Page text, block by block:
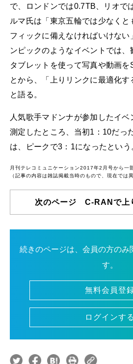
で、ロンドンでは0.7TB、リオで
ルマ氏は「東京五輪では少なくと
フィックに備えなければいけない
ンピックのようなイベントでは
タブレットを使って写真や動画を
とから、「上りリンクに最適化す
と語る。
人気歌手マドンナが参加したイ
測定したところ、当初1：10だっ
は、ピークで3：1になったという
月刊テレコミュニケーション2017年2月号から一
（記事の内容は雑誌掲載当時のもので、現在では
次のページ C-RANで上
続きのページは、会員の方のみ
す。
無料会員登
ログインする